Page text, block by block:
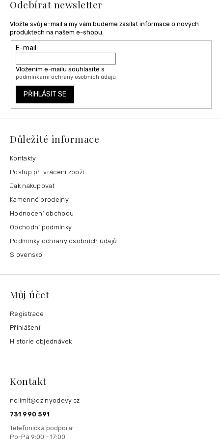
p
s
u
Odebírat newsletter
Vložte svůj e-mail a my vám budeme zasílat informace o nových
produktech na našem e-shopu.
E-mail
Vložením e-mailu souhlasíte s
podmínkami ochrany osobních údajů
PŘIHLÁSIT SE
Důležité informace
Kontakty
Postup při vrácení zboží
Jak nakupovat
Kamenné prodejny
Hodnocení obchodu
Obchodní podmínky
Podmínky ochrany osobních údajů
Slovensko
Můj účet
Registrace
Přihlášení
Historie objednávek
Kontakt
nolimit@dzinyodevy.cz
731 990 591